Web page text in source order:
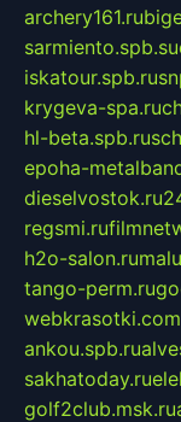
archery161.ru
sarmiento.spb.su
iskatour.spb.ru
krygeva-spa.ru
hl-beta.spb.ru
epoha-
dieselvostok.ru
regsmi.ru
h2o-salon.ru
tango-perm.ru
webkrasotki.com
ankou.spb.ru
sakhatoday.ru
golf2club.msk.ru